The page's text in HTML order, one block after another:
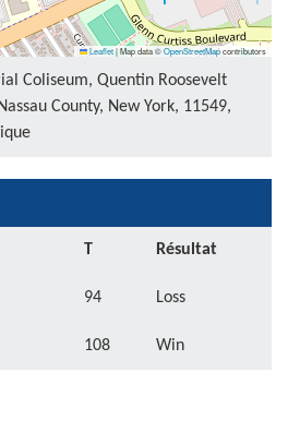
Leaflet|Map data ©OpenStreetMapcontributors
Coliseum, Quentin Roosevelt
County, New York, 11549,
T Résultat
94 Loss
108 Win